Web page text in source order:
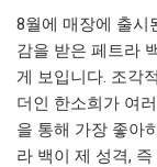
8월에 매장에 출시
감을 받은 페트라
게 보입니다. 조각
더인 한소희가 여
을 통해 가장 좋아
라 백이 제 성격,